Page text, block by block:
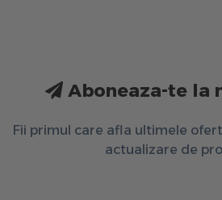
Aboneaza-te la
Fii primul care afla ultimele
actualizare de